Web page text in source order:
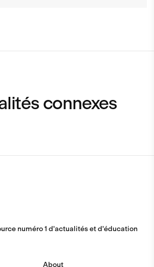
connexes
numéro 1 d'actualités et d'éducation
About